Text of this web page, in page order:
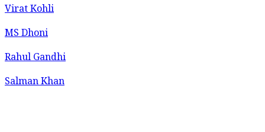
Virat Kohli
MS Dhoni
Rahul Gandhi
Salman Khan